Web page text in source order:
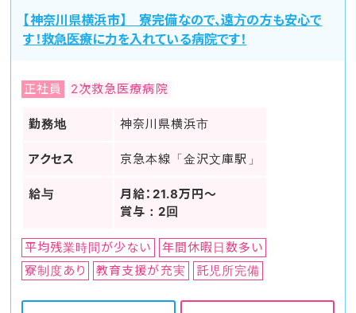
【神奈川県横浜市】 寮完備なので、遠方の方も安心で
す！救急医療に力を入れている病院です！
正社員 2次救急医療病院
勤務地 神奈川県横浜市
アクセス 京急本線「金沢文庫駅」
給与
月給：21.8万円～
賞与：2回
平均残業時間が少ない
年間休暇日数多い
寮制度あり
教育支援が充実 託児所完備